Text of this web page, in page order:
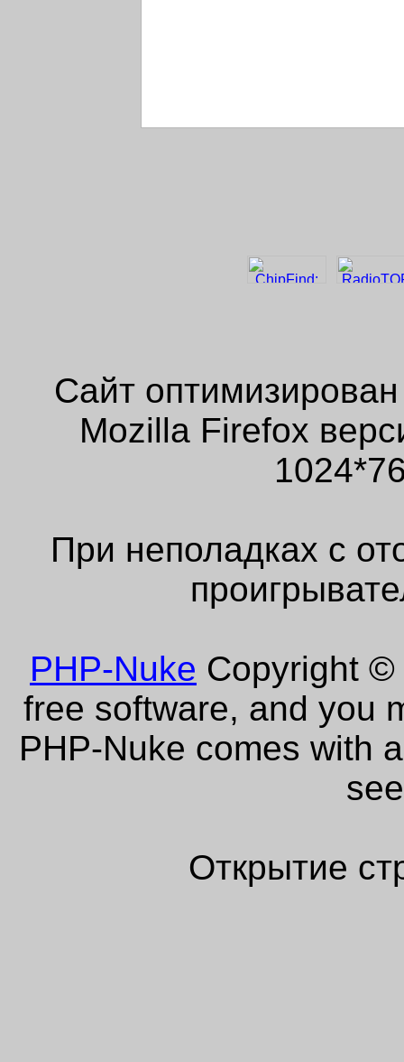
Сайт
Mozilla Firefox
При неполадках с
PHP-Nuke Copyright ©
free software, and you
PHP-Nuke comes with
Открытие